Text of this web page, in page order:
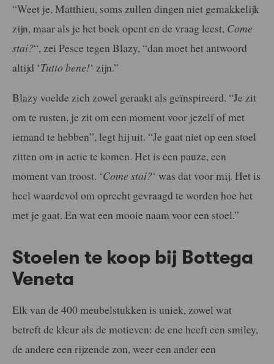
“Weet je, Matthieu, soms zullen dingen niet gemakkelijk
zijn, maar als je het boek opent en de vraag leest, Come
stai?“, zei Pesce tegen Blazy, “dan moet het antwoord
altijd ‘Tutto bene!‘ zijn.”
Blazy voelde zich zowel geraakt als geïnspireerd. “Je zit
om te rusten, je zit om een moment voor jezelf of met
iemand te hebben”, legt hij uit. “Je gaat niet op een stoel
zitten om in actie te komen. Het is een pauze, een
moment van troost. ‘Come stai?‘ was dat voor mij. Het is
heel waardevol om oprecht gevraagd te worden hoe het
met je gaat. En wat een mooie naam voor een stoel.”
Stoelen te koop bij Bottega
Veneta
Elk van de 400 meubelstukken is uniek, zowel wat
betreft de kleur als de motieven: de ene heeft een smiley,
de andere een rijzende zon, weer een ander een